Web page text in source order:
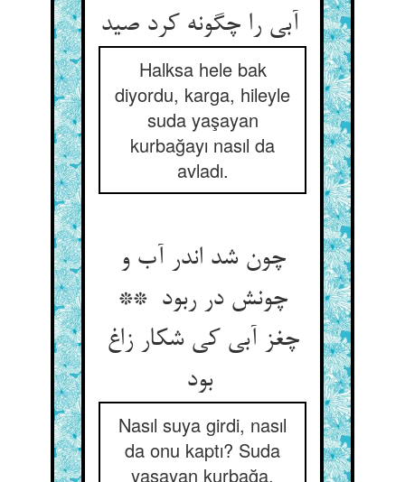
Halksa hele bak
diyordu, karga, hileyle
suda yaşayan
kurbağayı nasıl da
avladı.
چون شد اندر آب و
چونش در ربود **
چغز آبی کی شکار زاغ
بود
Nasıl suya girdi, nasıl
da onu kaptı? Suda
yaşayan kurbağa,